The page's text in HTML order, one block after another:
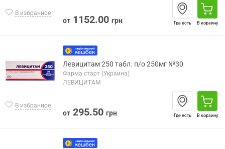
В избранное
от 1152.00 грн Где есть В корзину
В избранное
Левицитам 250 табл. п/о 250мг №30
Фарма старт (Украина)
ЛЕВИЦИТАМ
от 295.50 грн Где есть В корзину